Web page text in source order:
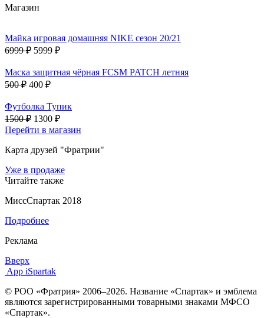
Магазин
Майка игровая домашняя NIKE сезон 20/21
6999 ₽ 5999 ₽
Маска защитная чёрная FCSM PATCH летняя
500 ₽ 400 ₽
Футболка Тупик
1500 ₽ 1300 ₽
Перейти в магазин
Карта друзей "Фратрии"
Уже в продаже
Читайте также
МиссСпартак 2018
Подробнее
Реклама
Вверх
App iSpartak
© РОО «Фратрия» 2006–2026. Название «Спартак» и эмблема
являются зарегистрированными товарными знаками МФСО
«Спартак».